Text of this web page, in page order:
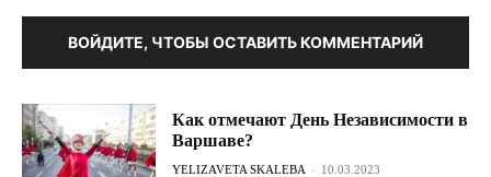
ВОЙДИТЕ, ЧТОБЫ ОСТАВИТЬ КОММЕНТАРИЙ
Как отмечают День Независимости в
Варшаве?
YELIZAVETA SKALEBA - 10.03.2023